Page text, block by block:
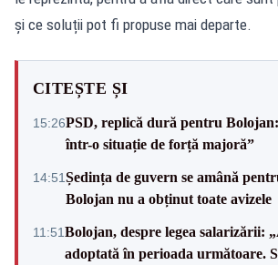
și ce soluții pot fi propuse mai departe.
CITEȘTE ȘI
15:26PSD, replică dură pentru
într-o situație de forță majoră”
14:51Ședința de guvern se amână
Bolojan nu a obținut toate avizele
11:51Bolojan, despre legea salarizării:
adoptată în perioada următoare.